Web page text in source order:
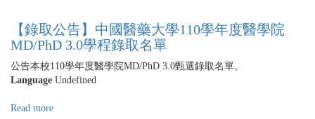
【錄取公告】中國醫藥大學110學年度醫學院
MD/PhD 3.0學程錄取名單
公告本校110學年度醫學院MD/PhD 3.0甄選錄取名單。
Language Undefined
Read more